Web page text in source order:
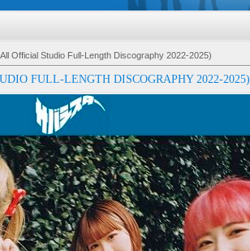
Official Studio Full-Length Discography 2022-2025)
FULL-LENGTH DISCOGRAPHY 2022-2025)